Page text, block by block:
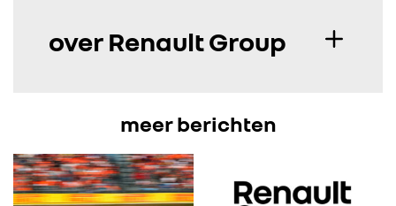
over Renault Group
meer berichten